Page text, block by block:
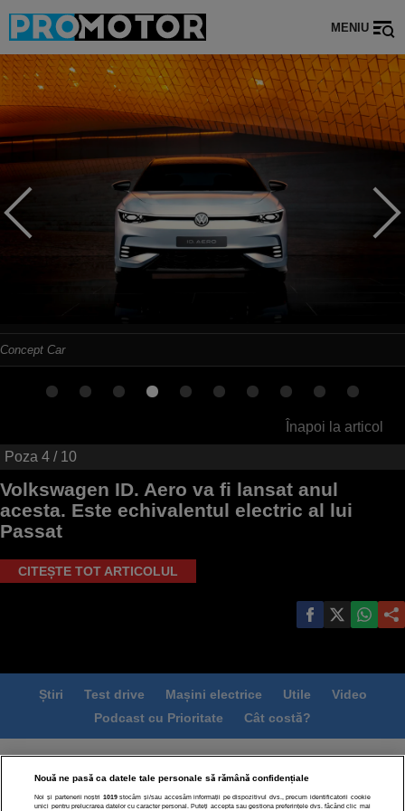
MENIU
Concept Car
Înapoi la articol
Poza 4 / 10
Volkswagen ID. Aero va fi lansat anul
acesta. Este echivalentul electric al lui
Passat
CITEȘTE TOT ARTICOLUL
Știri Test drive Mașini electrice Utile
Video
Podcast cu Prioritate
Cât costă?
Termeni si conditii
Politica de confidentialitate
Politica de cookies
Echipa editorială
Modifică Setările
Nouă ne pasă ca datele tale personale să rămână confidențiale
Noi și partenerii noștri 1019stocăm și/sau accesăm informații pe dispozitivul dvs., precum identificatorii cookie
unici pentru prelucrarea datelor cu caracter personal. Puteți accepta sau gestiona preferințele dvs. făcând clic mai